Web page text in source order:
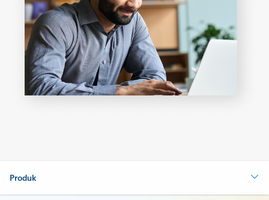
Produk